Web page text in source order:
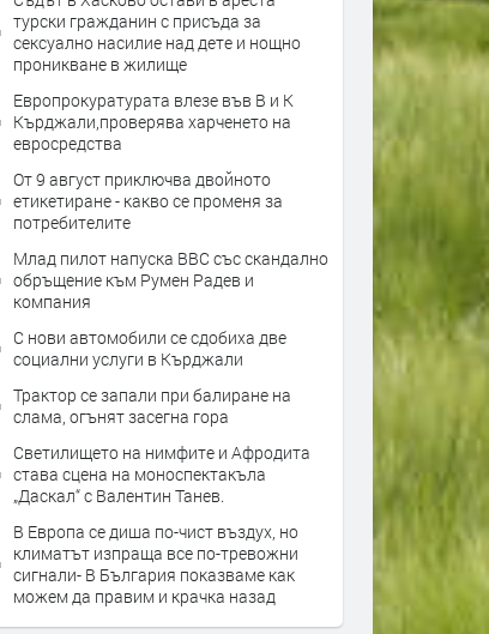
турски гражданин с присъда за
сексуално насилие над дете и нощно
проникване в жилище
Европрокуратурата влезе във В и К
Кърджали,проверява харченето на
евросредства
От 9 август приключва двойното
етикетиране - какво се променя за
потребителите
Млад пилот напуска ВВС със скандално
обръщение към Румен Радев и
компания
С нови автомобили се сдобиха две
социални услуги в Кърджали
Трактор се запали при балиране на
слама, огънят засегна гора
Светилището на нимфите и Афродита
става сцена на моноспектакъла
„Даскал“ с Валентин Танев.
В Европа се диша по-чист въздух, но
климатът изпраща все по-тревожни
сигнали- В България показваме как
можем да правим и крачка назад